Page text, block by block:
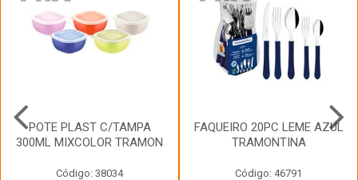
POTE PLAST C/TAMPA
300ML MIXCOLOR TRAMON
Código: 38034
FAQUEIRO 20PC LEME AZUL
TRAMONTINA
Código: 46791